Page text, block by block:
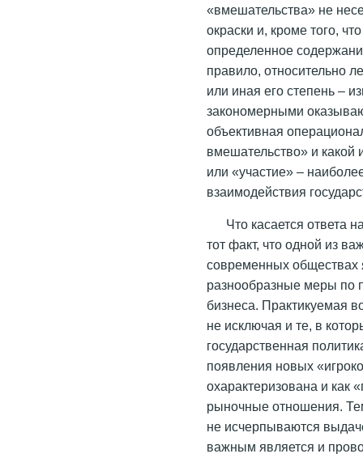
«вмешательства» не
окраски и, кроме того,
определенное
правило, относительно
или иная его степень –
закономерными
объективная
вмешательство» и какой
или «участие» –
взаимодействия
Что касается ответа
тот факт, что одной из
современных обществах
разнообразные меры по
бизнеса. Практикуемая
не исключая и те, в
государственная
появления новых
охарактеризована и как
рыночные отношения.
не исчерпываются
важным является и